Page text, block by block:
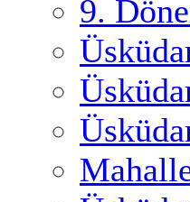
9.